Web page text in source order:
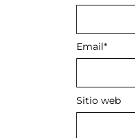
Email*
Sitio web